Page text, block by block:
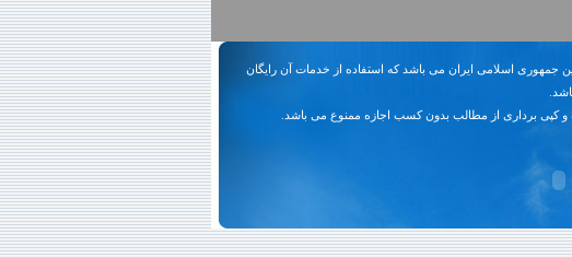
جمهوری اسلامی ایران می باشد که استفاده از خدمات آن رایگان
کپی برداری از مطالب بدون کسب اجازه ممنوع می باشد.